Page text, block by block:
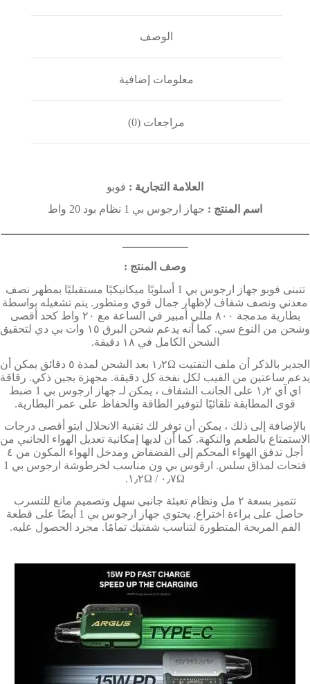
الوصف
معلومات إضافية
مراجعات (0)
العلامة التجارية : فوبو
اسم المنتج : جهاز ارجوس بي 1 نظام بود 20 واط
ـــــــــــــــــــــــــــــــــــــــــــــــــــــــــــــــــــــــــــــــــــــــــ
ـــــــــــــــــــ
وصف المنتج :
تتبنى فوبو جهاز ارجوس بي 1 أسلوبًا ميكانيكيًا مستقبليًا بمظهر نصف
معدني ونصف شفاف لإظهار جمال قوي ومتطور. يتم تشغيله بواسطة
بطارية مدمجة ٨٠٠ مللي أمبير في الساعة مع ٢٠ واط كحد أقصى
وشحن من النوع سي. كما أنه يدعم شحن البرق ١٥ وات بي دي لتحقيق
الشحن الكامل في ١٨ دقيقة.
الجدير بالذكر أن ملف التفتيت ١٫٢Ω بعد الشحن لمدة ٥ دقائق يمكن أن
يدعم ساعتين من الفيب لكل نفخة كل دقيقة. مجهزة بجين ذكي. رقاقة
اي آي ١٫٢ على الجانب الشفاف ، يمكن لـ جهاز ارجوس بي 1 ضبط
قوى المطابقة تلقائيًا لتوفير الطاقة والحفاظ على عمر البطارية.
بالإضافة إلى ذلك ، يمكن أن توفر لك تقنية الانحلال ايتو أقصى درجات
الاستمتاع بالطعم والنكهة. كما أن لديها إمكانية تعديل الهواء الجانبي من
أجل تدفق الهواء المحكم إلى الفضفاض ومدخل الهواء المكون من ٤
فتحات لمذاق سلس. ارقوس بي ون مناسب لخرطوشة ارجوس بي 1
٠٫٧Ω / ١٫٢Ω.
تتميز بسعة ٢ مل ونظام تعبئة جانبي سهل وتصميم مانع للتسرب
حاصل على براءة اختراع. يحتوي جهاز ارجوس بي 1 أيضًا على قطعة
الفم المريحة المتطورة لتناسب شفتيك تمامًا. مجرد الحصول عليه.